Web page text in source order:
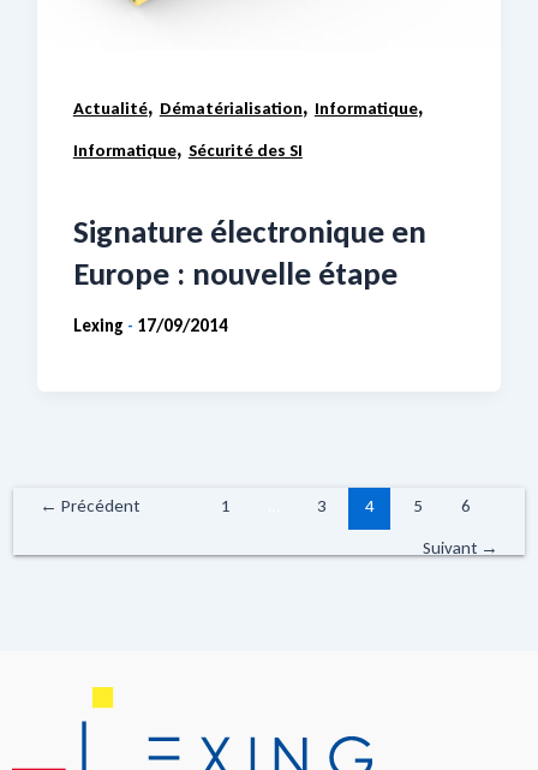
Actualité, Dématérialisation, Informatique,
Informatique, Sécurité des SI
Signature électronique en
Europe : nouvelle étape
Lexing - 17/09/2014
← Précédent 1 3 4 5
6
Suivant →